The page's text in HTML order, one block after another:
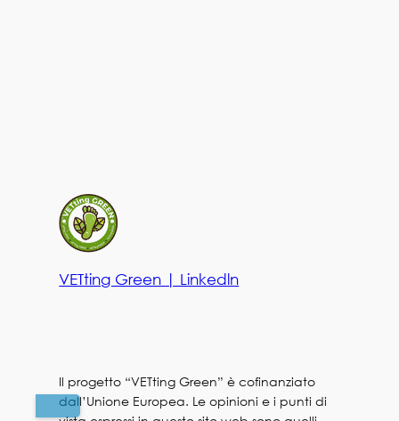
VETting Green | Linkedln
Il progetto “VETting Green” è cofinanziato
dall’Unione Europea. Le opinioni e i punti di